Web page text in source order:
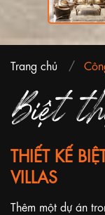
Trang chủ
Biệt
THIẾT KẾ
VILLAS
Thêm một dự án